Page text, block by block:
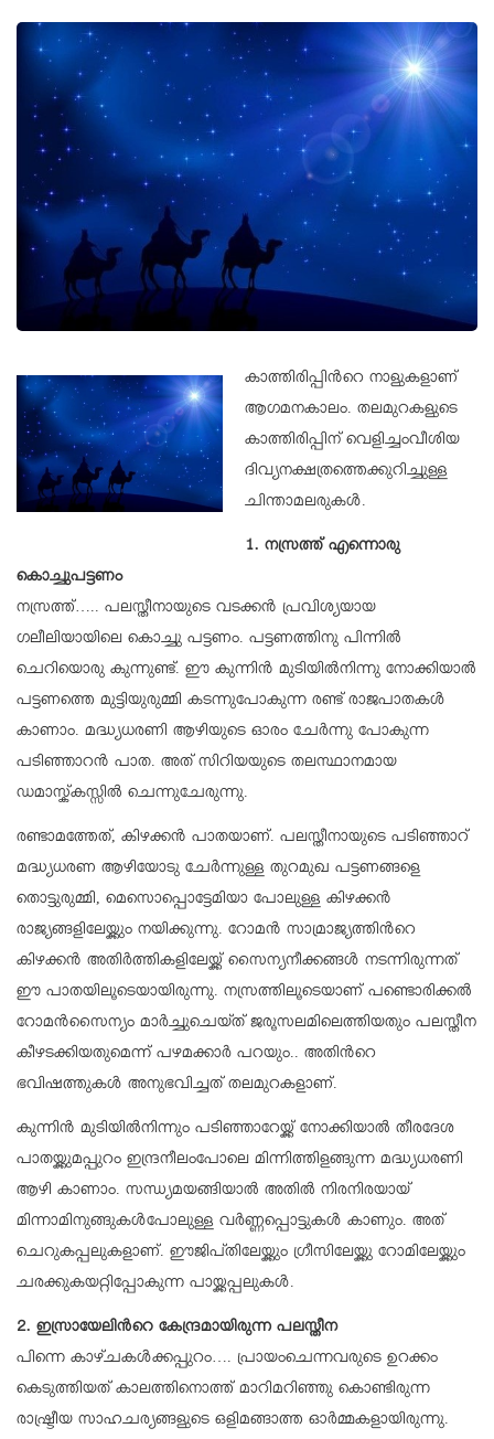
കാത്തിരിപ്പിന്‍റെ നാളുകളാണ്
ആഗമനകാലം. തലമുറകളുടെ
കാത്തിരിപ്പിന് വെളിച്ചംവീശിയ
ദിവ്യനക്ഷത്രത്തെക്കുറിച്ചുള്ള
ചിന്താമലരുകള്‍.
1. നസ്രത്ത് എന്നൊരു
കൊച്ചുപട്ടണം
നസ്രത്ത്….. പലസ്തീനായുടെ വടക്കന്‍ പ്രവിശ്യയായ
ഗലീലിയായിലെ കൊച്ചു പട്ടണം. പട്ടണത്തിനു പിന്നില്‍
ചെറിയൊരു കുന്നുണ്ട്. ഈ കുന്നിന്‍ മുടിയില്‍നിന്നു നോക്കിയാല്‍
പട്ടണത്തെ മുട്ടിയുരുമ്മി കടന്നുപോകുന്ന രണ്ട് രാജപാതകള്‍
കാണാം. മദ്ധ്യധരണി ആഴിയുടെ ഓരം ചേര്‍ന്നു പോകുന്ന
പടിഞ്ഞാറന്‍ പാത. അത് സിറിയയുടെ തലസ്ഥാനമായ
ഡമാസ്ക്കസ്സില്‍ ചെന്നുചേരുന്നു.
രണ്ടാമത്തേത്, കിഴക്കന്‍ പാതയാണ്. പലസ്തീനായുടെ പടിഞ്ഞാറ്
മദ്ധ്യധരണ ആഴിയോടു ചേര്‍ന്നുള്ള തുറമുഖ പട്ടണങ്ങളെ
തൊട്ടുരുമ്മി, മെസൊപ്പൊട്ടേമിയാ പോലുള്ള കിഴക്കന്‍
രാജ്യങ്ങളിലേയ്ക്കും നയിക്കുന്നു. റോമന്‍ സാമ്രാജ്യത്തിന്‍റെ
കിഴക്കന്‍ അതിര്‍ത്തികളിലേയ്ക്ക് സൈന്യനീക്കങ്ങള്‍ നടന്നിരുന്നത്
ഈ പാതയിലൂടെയായിരുന്നു. നസ്രത്തിലൂടെയാണ് പണ്ടൊരിക്കല്‍
റോമന്‍സൈന്യം മാര്‍ച്ചുചെയ്ത് ജരൂസലമിലെത്തിയതും പലസ്തീന
കീഴടക്കിയതുമെന്ന് പഴമക്കാര്‍ പറയും.. അതിന്‍റെ
ഭവിഷത്തുകള്‍ അനുഭവിച്ചത് തലമുറകളാണ്.
കുന്നിന്‍ മുടിയില്‍നിന്നും പടിഞ്ഞാറേയ്ക്ക് നോക്കിയാല്‍ തീരദേശ
പാതയ്ക്കുമപ്പുറം ഇന്ദ്രനീലംപോലെ മിന്നിത്തിളങ്ങുന്ന മദ്ധ്യധരണി
ആഴി കാണാം. സന്ധ്യമയങ്ങിയാല്‍ അതില്‍ നിരനിരയായ്
മിന്നാമിനുങ്ങുകള്‍പോലുള്ള വര്‍ണ്ണപ്പൊട്ടുകള്‍ കാണും. അത്
ചെറുകപ്പലുകളാണ്. ഈജിപ്തിലേയ്ക്കും ഗ്രീസിലേയ്ക്കു റോമിലേയ്ക്കും
ചരക്കുകയറ്റിപ്പോകുന്ന പായ്ക്കപ്പലുകള്‍.
2. ഇസ്രായേലിന്‍റെ കേന്ദ്രമായിരുന്ന പലസ്തീന
പിന്നെ കാഴ്ചകള്‍ക്കപ്പുറം…. പ്രായംചെന്നവരുടെ ഉറക്കം
കെടുത്തിയത് കാലത്തിനൊത്ത് മാറിമറിഞ്ഞു കൊണ്ടിരുന്ന
രാഷ്ട്രീയ സാഹചര്യങ്ങളുടെ ഒളിമങ്ങാത്ത ഓര്‍മ്മകളായിരുന്നു.